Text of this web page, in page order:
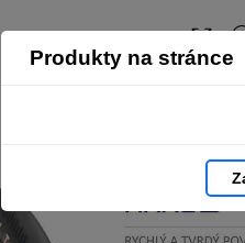
Produkty na stránce